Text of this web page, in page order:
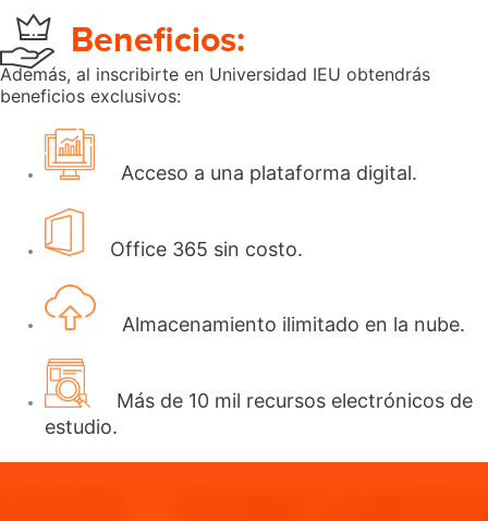
Beneficios:
Además, al inscribirte en Universidad IEU obtendrás
beneficios exclusivos:
Acceso a una plataforma digital.
Office 365 sin costo.
Almacenamiento ilimitado en la nube.
Más de 10 mil recursos electrónicos de
estudio.